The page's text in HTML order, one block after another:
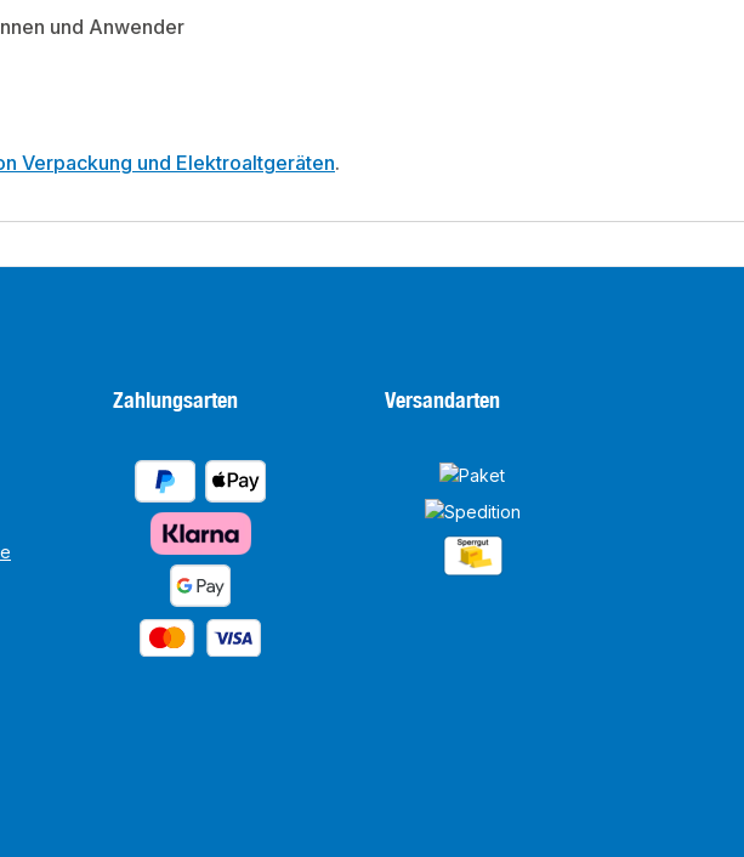
und Anwender
Verpackung und Elektroaltgeräten.
Zahlungsarten Versandarten